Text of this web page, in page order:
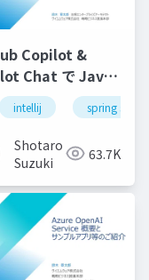
gemini locofy.ai
Copilot &
Chat で Java
ィングを最大限
する-配布用
intellij spring starter
Shotaro
Suzuki
63.7K